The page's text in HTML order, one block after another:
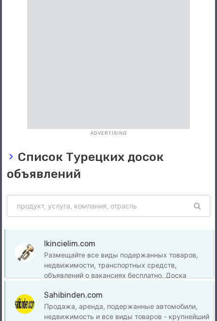
ADVERTISING
Список Турецких досок
объявлений
Ikincielim.com
Размещайте все виды подержанных товаров,
недвижимости, транспортных средств,
объявлений о вакансиях бесплатно. Доска
Sahibinden.com
Продажа, аренда, подержанные автомобили,
недвижимость и все виды товаров - крупнейший